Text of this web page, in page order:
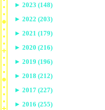
► 2023 (148)
► 2022 (203)
► 2021 (179)
► 2020 (216)
► 2019 (196)
► 2018 (212)
► 2017 (227)
► 2016 (255)